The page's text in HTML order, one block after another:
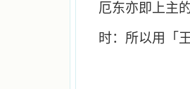
厄东亦即上主
时：所以用「